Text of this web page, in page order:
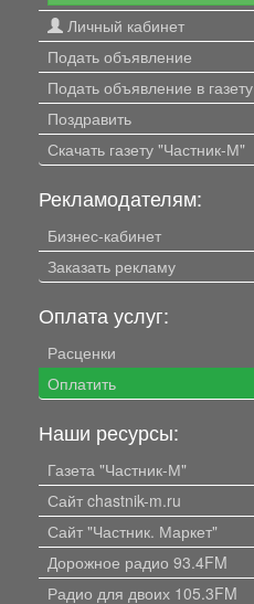
Личный кабинет
Подать объявление
Подать объявление в газету
Поздравить
Скачать газету "Частник-М"
Рекламодателям:
Бизнес-кабинет
Заказать рекламу
Оплата услуг:
Расценки
Оплатить
Наши ресурсы:
Газета "Частник-М"
Сайт chastnik-m.ru
Сайт "Частник. Маркет"
Дорожное радио 93.4FM
Радио для двоих 105.3FM